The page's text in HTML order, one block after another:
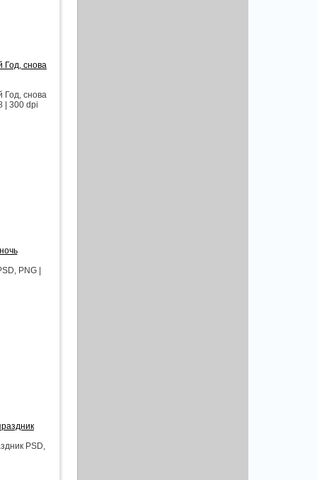
Год, снова
Год, снова
| 300 dpi
PNG |
PSD,